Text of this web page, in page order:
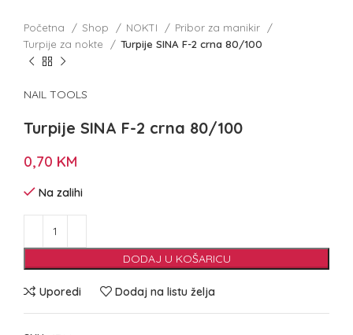
Početna Shop NOKTI
Pribor za manikir
Turpije za nokte
Turpije SINA F-2 crna 80/100
NAIL TOOLS
Turpije SINA F-2 crna 80/100
0,70 KM
Na zalihi
DODAJ U KOŠARICU
Uporedi Dodaj na listu želja